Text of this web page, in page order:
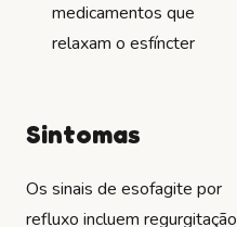
medicamentos que
relaxam o esfíncter
Sintomas
Os sinais de esofagite por
refluxo incluem regurgitação